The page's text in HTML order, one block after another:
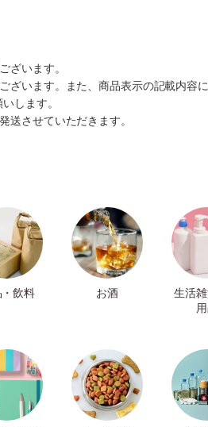
ざいます。
ざいます。また、商品表示の記載内容
します。
送させていただきます。
飲料 お酒
生活